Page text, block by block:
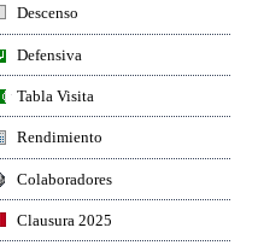
Descenso
Defensiva
Tabla Visita
Rendimiento
Colaboradores
Clausura 2025